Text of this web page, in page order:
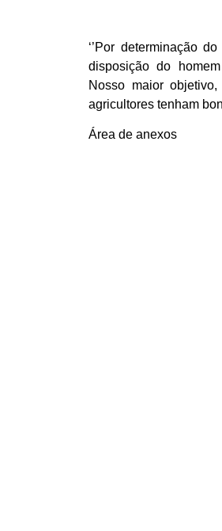
‘’Por determinação
disposição do
Nosso maior
agricultores tenham
Área de anexos